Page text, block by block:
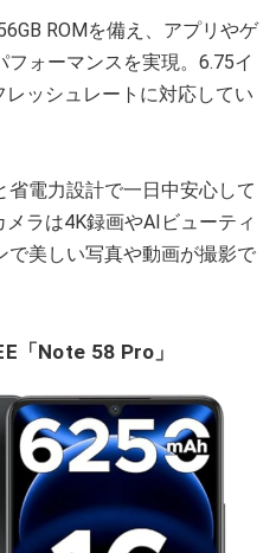
ROMを備え、アプリやゲ
ォーマンスを実現。6.75イ
ッシュレートに対応してい
省電力設計で一日中安心して
ラは4K録画やAIビューティ
で美しい写真や動画が撮影で
「Note 58 Pro」